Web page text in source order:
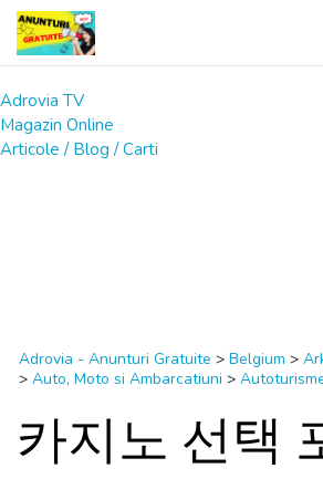
Adrovia TV
Magazin Online
Articole / Blog / Carti
Adrovia - Anunturi Gratuite > Belgium >
> Auto, Moto si Ambarcatiuni >
카지노 선택